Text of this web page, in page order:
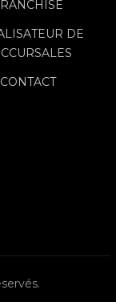
DE
CONTACT